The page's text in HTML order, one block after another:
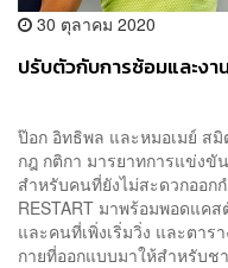
30 ตุลาคม 2020
ปรับตัวกับการซ้อมและง
ป๊อก อิทธิพล และหมอเมย์ ส
กฎ กติกา มารยาทการแข่งขั
สำหรับคนที่ยังไม่สะดวกออ
RESTART มาพร้อมพอดแค
และคนที่เพิ่งเริ่มวิ่ง และตา
กายที่ออกแบบมาให้สำหรับชา